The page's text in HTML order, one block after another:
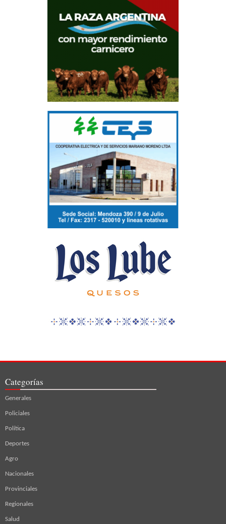
Categorías
Generales
Policiales
Política
Deportes
Agro
Nacionales
Provinciales
Regionales
Salud